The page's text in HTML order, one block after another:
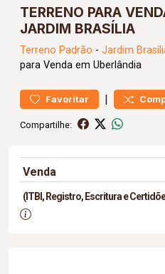
TERRENO PARA
JARDIM BRASÍLIA
Terreno Padrão - Jardim
para Venda em Uberlândia
Favoritar |
Compartilhe:
Venda
(ITBI, Registro, Escritura e